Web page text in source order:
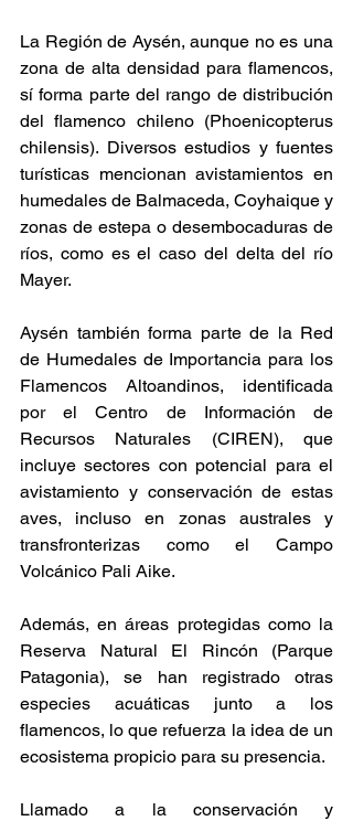
La Región de Aysén, aunque no es una
zona de alta densidad para flamencos,
sí forma parte del rango de distribución
del flamenco chileno (Phoenicopterus
chilensis). Diversos estudios y fuentes
turísticas mencionan avistamientos en
humedales de Balmaceda, Coyhaique y
zonas de estepa o desembocaduras de
ríos, como es el caso del delta del río
Mayer.
Aysén también forma parte de la Red
de Humedales de Importancia para los
Flamencos Altoandinos, identificada
por el Centro de Información de
Recursos Naturales (CIREN), que
incluye sectores con potencial para el
avistamiento y conservación de estas
aves, incluso en zonas australes y
transfronterizas como el Campo
Volcánico Pali Aike.
Además, en áreas protegidas como la
Reserva Natural El Rincón (Parque
Patagonia), se han registrado otras
especies acuáticas junto a los
flamencos, lo que refuerza la idea de un
ecosistema propicio para su presencia.
Llamado a la conservación y